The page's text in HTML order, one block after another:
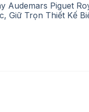
Audemars Piguet
Giữ Trọn Thiết Kế